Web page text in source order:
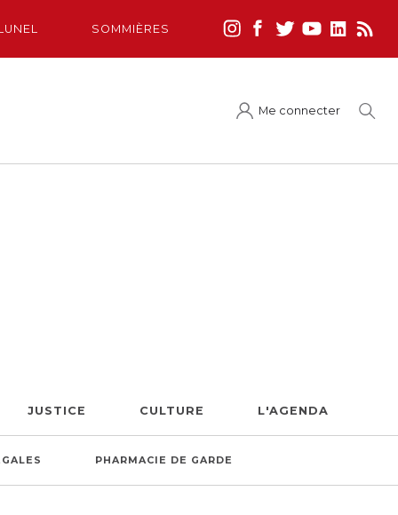
SOMMIÈRES
Me connecter
JUSTICE CULTURE L'AGENDA
PHARMACIE DE GARDE